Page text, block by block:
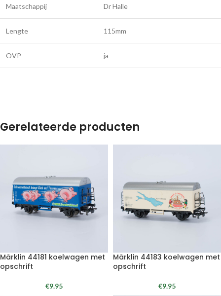
Maatschappij Dr Halle
Lengte 115mm
OVP ja
Gerelateerde producten
Märklin 44181 koelwagen met
opschrift
€9.95
Märklin 44183 koelwagen met
opschrift
€9.95